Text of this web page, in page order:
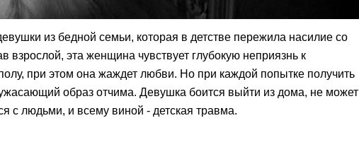
из бедной семьи, которая в детстве пережила насилие со
взрослой, эта женщина чувствует глубокую неприязнь к
при этом она жаждет любви. Но при каждой попытке получить
образ отчима. Девушка боится выйти из дома, не может
с людьми, и всему виной - детская травма.